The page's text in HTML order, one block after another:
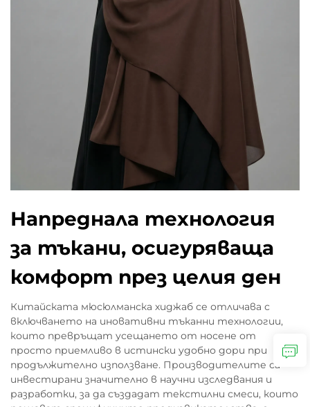
Напреднала технология
за тъкани, осигуряваща
комфорт през целия ден
Китайската мюсюлманска хиджаб се отличава с
включването на иновативни тъканни технологии,
които превръщат усещането от носене от
просто приемливо в истински удобно дори при
продължително използване. Производителите са
инвестирани значително в научни изследвания и
разработки, за да създадат текстилни смеси, които